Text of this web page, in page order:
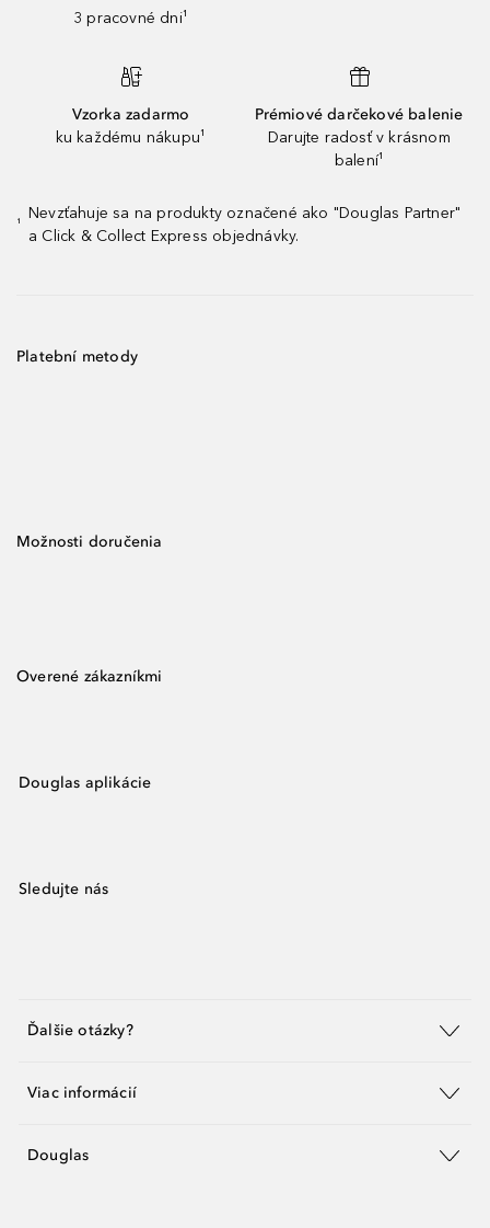
3 pracovné dni¹
Vzorka zadarmo
ku každému nákupu¹
Prémiové darčekové balenie
Darujte radosť v krásnom
balení¹
¹
Nevzťahuje sa na produkty označené ako "Douglas Partner"
a Click & Collect Express objednávky.
Platební metody
Možnosti doručenia
Overené zákazníkmi
Douglas aplikácie
Sledujte nás
Ďalšie otázky?
Viac informácií
Douglas